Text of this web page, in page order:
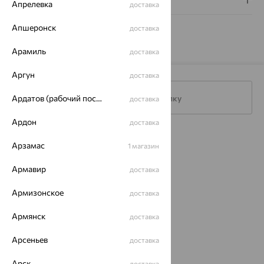
Подписаться на рассылку
Магазины и доставка
ул. Зегеля, 27/2
Апрелевка доставка
Апшеронск доставка
Арамиль доставка
Аргун доставка
Ардатов (рабочий поселок) доставка
Ардон доставка
Арзамас 1 магазин
Армавир доставка
Армизонское доставка
Армянск доставка
Арсеньев доставка